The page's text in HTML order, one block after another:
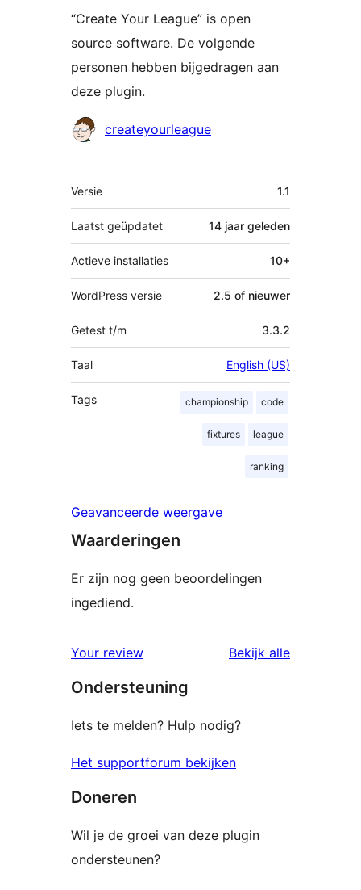
“Create Your League” is open
source software. De volgende
personen hebben bijgedragen aan
deze plugin.
Bijdragerscreateyourleague
Meta
Versie 1.1
Laatst geüpdatet 14 jaar geleden
Actieve installaties 10+
WordPress versie 2.5 of nieuwer
Getest t/m 3.3.2
Taal English (US)
Tags championship code
fixtures league
ranking
Geavanceerde weergave
Waarderingen
Er zijn nog geen beoordelingen
ingediend.
Your review Bekijk alle
Ondersteuning
Iets te melden? Hulp nodig?
Het supportforum bekijken
Doneren
Wil je de groei van deze plugin
ondersteunen?